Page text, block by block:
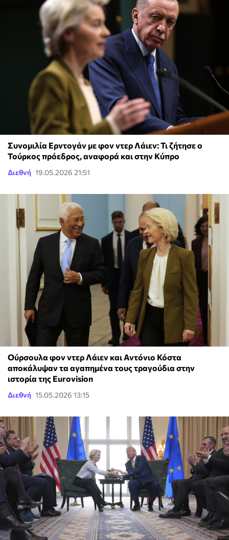
Συνομιλία Ερντογάν με φον ντερ Λάιεν: Τι ζήτησε ο
Τούρκος πρόεδρος, αναφορά και στην Κύπρο
Διεθνή 19.05.2026 21:51
Ούρσουλα φον ντερ Λάιεν και Αντόνιο Κόστα
αποκάλυψαν τα αγαπημένα τους τραγούδια στην
ιστορία της Eurovision
Διεθνή 15.05.2026 13:15